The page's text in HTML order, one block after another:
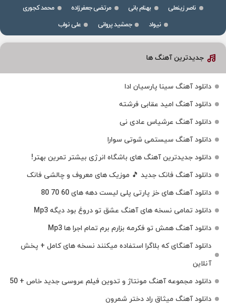
ناصر زینعلی بهنام بانی مرتضی جعفرزاده
محمد کجوری
نیواد
جمشید پروانی علی نواب
جدیدترین آهنگ ها
دانلود آهنگ سینا پارسیان ادا
دانلود آهنگ امید عقابی فرشته
دانلود آهنگ عرشیاس عادی نی
دانلود آهنگ سیستمی شوتی سوارا
دانلود جدیدترین آهنگ‌ های باشگاه انرژی بیشتر تمرین بهتر!
دانلود آهنگ فانک جدید 🎵 موزیک‌ های معروف و چالشی فانک
دانلود آهنگ های خز پارتی پلی لیست دهه های 60 70 80
دانلود تمامی نسخه های آهنگ عشق تو دروغ بود دیگه Mp3
دانلود آهنگ همش تو فکرمه بزارم برم تمام اجرا ها Mp3
دانلود آهنگای که بلاگرا استفاده میکنند نسخه های کامل + پخش
آنلاین
دانلود مجموعه آهنگ مونتاژ و تدوین فیلم عروسی جدید خاص + 50
دانلود آهنگ میثاق راد دختر شمرون